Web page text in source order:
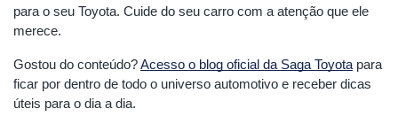
para o seu Toyota. Cuide do seu carro com a atenção que ele
merece.
Gostou do conteúdo?Acesso o blog oficial da Saga Toyota para
ficar por dentro de todo o universo automotivo e receber dicas
úteis para o dia a dia.